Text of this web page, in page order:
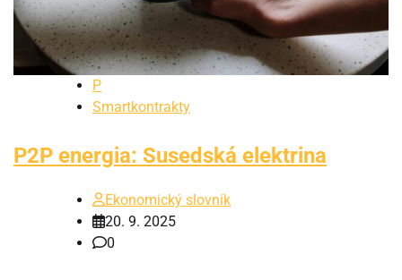
P
Smartkontrakty
P2P energia: Susedská elektrina
Ekonomický slovník
20. 9. 2025
0